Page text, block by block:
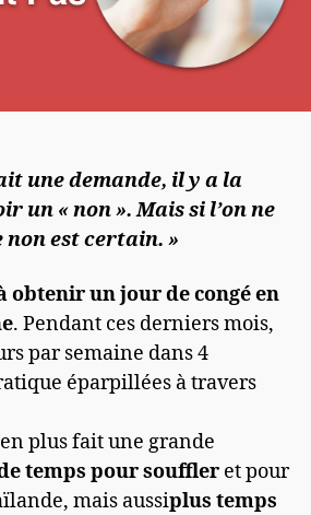
une demande, il y a la
un « non ». Mais si l’on ne
non est certain. »
obtenir un jour de congé en
. Pendant ces derniers mois,
par semaine dans 4
éparpillées à travers
plus fait une grande
temps pour souffler et pour
mais aussiplus temps